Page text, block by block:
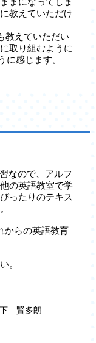
教えていただけ
教えていただい
取り組むように
感じます。
なので、アルフ
の英語教室で学
ったりのテキス
からの英語教育
。
下 賢多朗